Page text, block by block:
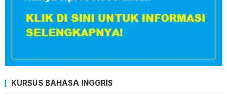
KURSUS BAHASA INGGRIS